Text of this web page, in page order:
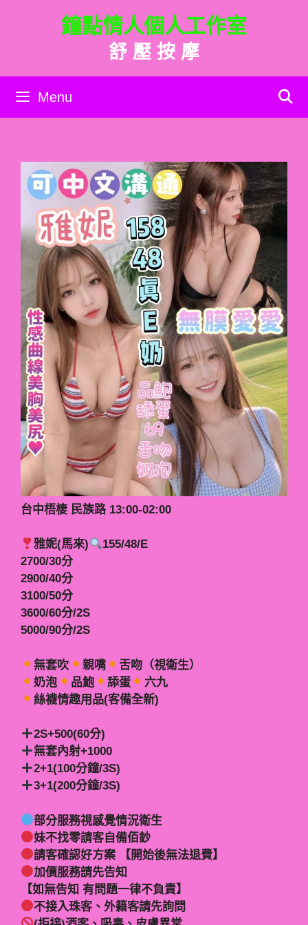
內
鐘點情人個人工作室
舒 壓 按 摩
Menu
台中梧棲 民族路 13:00-02:00
雅妮(馬來)
155/48/E
2700/30分
2900/40分
3100/50分
3600/60分/2S
5000/90分/2S
無套吹 親嘴
舌吻（視衛生）
奶泡
品鮑 舔蛋
六九
絲襪情趣用品(客備全新)
2S+500(60分)
無套內射+1000
2+1(100分鐘/3S)
3+1(200分鐘/3S)
部分服務視感覺情況衛生
妹不找零請客自備佰鈔
請客確認好方案 【開始後無法退費】
加價服務請先告知
【如無告知 有問題一律不負責】
不接入珠客、外籍客請先詢問